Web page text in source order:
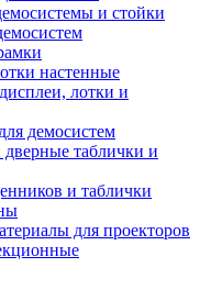
и стойки
настенные
лотки и
демосистем
таблички и
и таблички
для проекторов